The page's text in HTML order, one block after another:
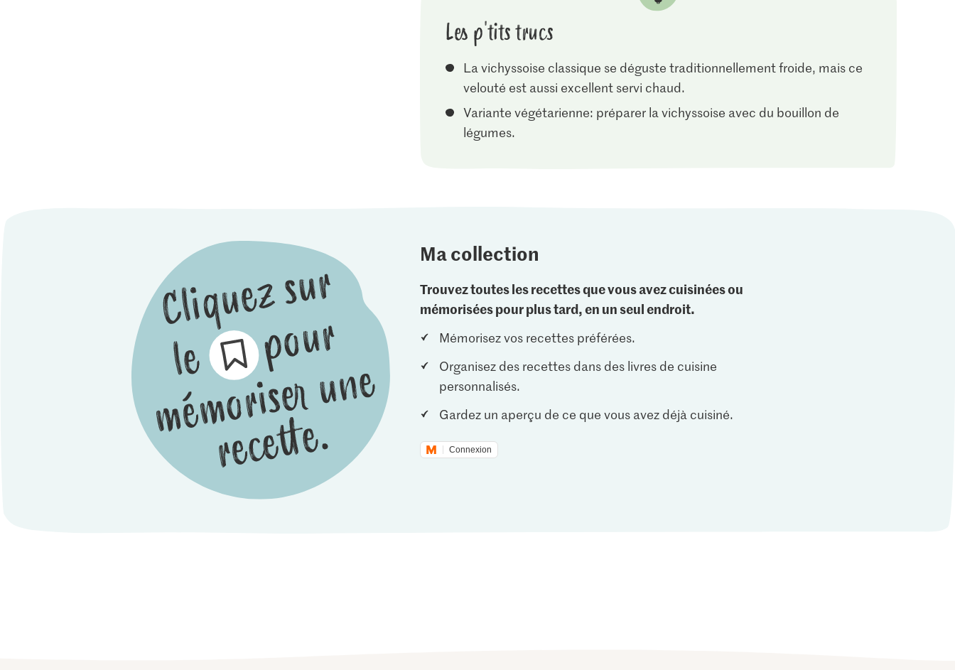
Les p'tits trucs
La vichyssoise classique se déguste traditionnellement froide, mais ce
velouté est aussi excellent servi chaud.
Variante végétarienne: préparer la vichyssoise avec du bouillon de
légumes.
Ma collection
Trouvez toutes les recettes que vous avez cuisinées ou
mémorisées pour plus tard, en un seul endroit.
Mémorisez vos recettes préférées.
Organisez des recettes dans des livres de cuisine
personnalisés.
Gardez un aperçu de ce que vous avez déjà cuisiné.
Connexion